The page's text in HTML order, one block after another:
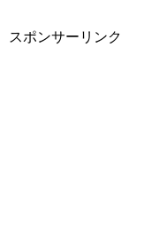
スポンサーリンク